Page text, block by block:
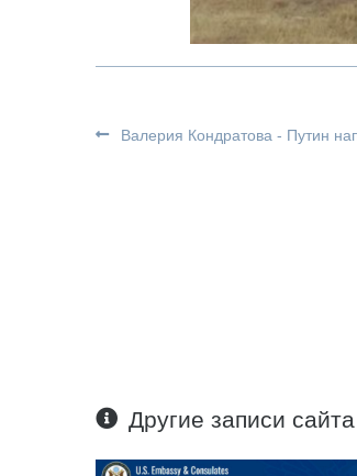
Валерия Кондратова - Путин
Другие записи сайта